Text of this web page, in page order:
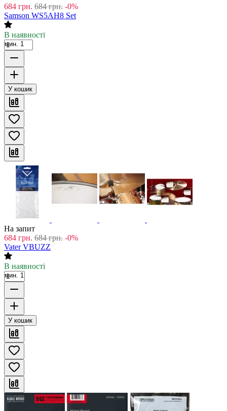
684 грн. 684 грн. -0%
Samson WS5AH8 Set
В наявності
мин. 1
У кошик
На запит
684 грн. 684 грн. -0%
Vater VBUZZ
В наявності
мин. 1
У кошик